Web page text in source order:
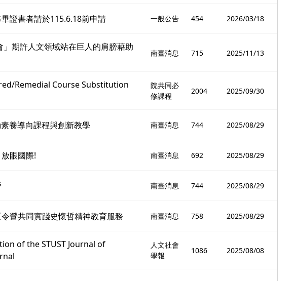
證書者請於115.6.18前申請 一般公告 454 2026/03/18
期許人文領域站在巨人的肩膀藉助
南臺消息 715 2025/11/13
Remedial Course Substitution
院共同必
修課程
2004 2025/09/30
養導向課程與創新教學 南臺消息 744 2025/08/29
眼國際! 南臺消息 692 2025/08/29
南臺消息 744 2025/08/29
營共同實踐史懷哲精神教育服務 南臺消息 758 2025/08/29
of the STUST Journal of
人文社會
學報
1086 2025/08/08